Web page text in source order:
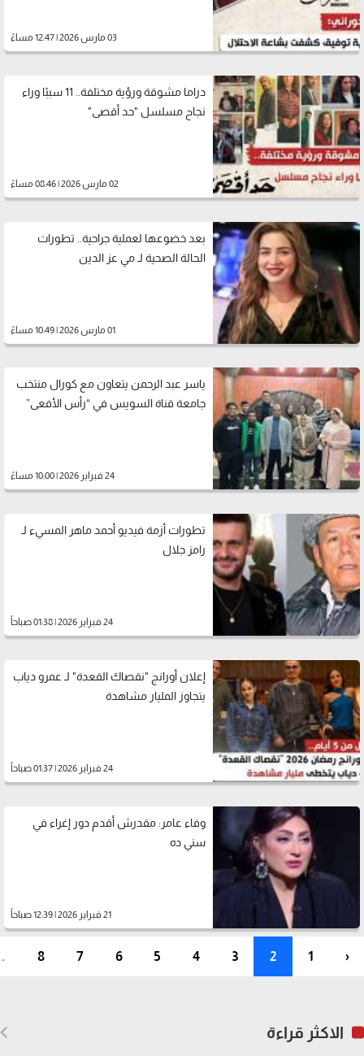
03 مارس 2026 | 12:47 مساءً
دراما مشوقة ورؤية مختلفة.. 11 سببًا وراء
نجاح مسلسل "حد أقصى"
02 مارس 2026 | 08:46 مساءً
بعد خضوعها لعملية جراحية.. تطورات
الحالة الصحية لـ مي عز الدين
01 مارس 2026 | 10:49 مساءً
ياسر عبد الرحمن يتعاون مع كورال منتخب
جامعة قناة السويس في “رأس الأفعى”
24 فبراير 2026 | 10:00 مساءً
تطورات أزمة فيديو أحمد ماهر المسيء لـ
رامز جلال
24 فبراير 2026 | 01:38 صباحاً
إعلان أورانج "نقصاك القعدة" لـ عمرو دياب
يتجاوز المليار مشاهدة
24 فبراير 2026 | 01:37 صباحاً
وفاء عامر: مقدرش أقدم دور إغراء في
سني ده
21 فبراير 2026 | 12:39 صباحاً
‹
1
2
3
4
5
6
7
8
الاكثر قراءة